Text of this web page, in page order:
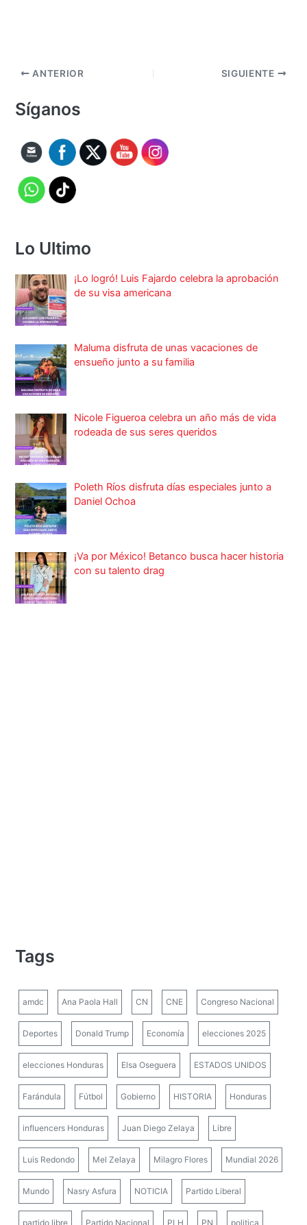
ANTERIOR SIGUIENTE
Síganos
Lo Ultimo
¡Lo logró! Luis Fajardo celebra la aprobación
de su visa americana
Maluma disfruta de unas vacaciones de
ensueño junto a su familia
Nicole Figueroa celebra un año más de vida
rodeada de sus seres queridos
Poleth Ríos disfruta días especiales junto a
Daniel Ochoa
¡Va por México! Betanco busca hacer historia
con su talento drag
Tags
amdc Ana Paola Hall CN CNE Congreso Nacional
Deportes Donald Trump Economía elecciones 2025
elecciones Honduras Elsa Oseguera ESTADOS UNIDOS
Farándula Fútbol Gobierno HISTORIA Honduras
influencers Honduras Juan Diego Zelaya Libre
Luis Redondo Mel Zelaya Milagro Flores Mundial 2026
Mundo Nasry Asfura NOTICIA Partido Liberal
partido libre Partido Nacional PLH PN politica